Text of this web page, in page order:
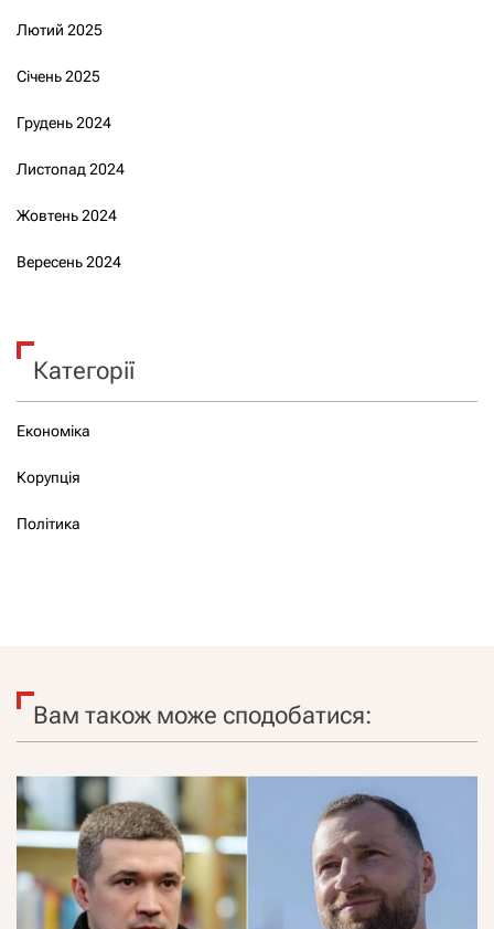
Лютий 2025
Січень 2025
Грудень 2024
Листопад 2024
Жовтень 2024
Вересень 2024
Категорії
Економіка
Корупція
Політика
Вам також може сподобатися: